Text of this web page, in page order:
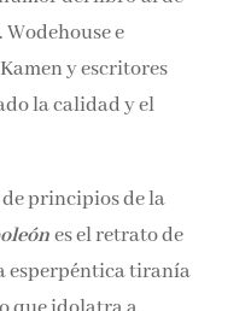
El
Atlantic
del libro
Wodehouse e
y escritores
principios de la
es el retrato